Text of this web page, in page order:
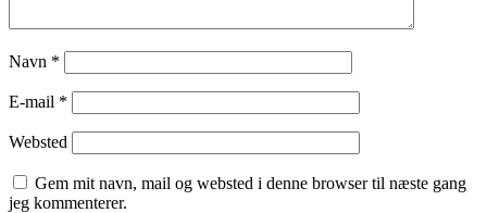
Navn *
E-mail *
Websted
Gem mit navn, mail og websted i denne browser til næste gang
jeg kommenterer.